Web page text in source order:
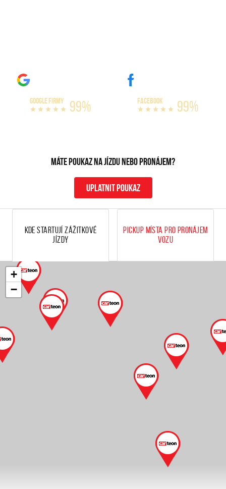
GOOGLE FIRMY 99% FACEBOOK 99%
Máte poukaz na jízdu nebo pronájem?
uplatnit poukaz
Kde startují zážitkové
jízdy
Pickup místa pro pronájem
vozu
+
−